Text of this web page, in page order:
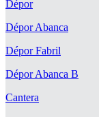
Dépor
Dépor Abanca
Dépor Fabril
Dépor Abanca B
Cantera